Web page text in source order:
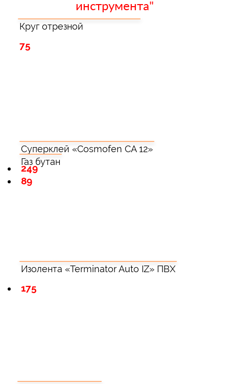
инструмента"
Круг отрезной
75
Газ бутан
89
Суперклей «Cosmofen CA 12»
249
Изолента «Terminator Auto IZ» ПВХ
175